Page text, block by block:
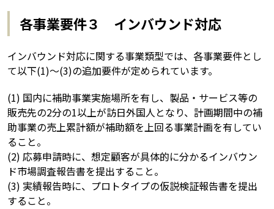
各事業要件３ インバウンド対応
インバウンド対応に関する事業類型では、各事業要件とし
て以下(1)～(3)の追加要件が定められています。
(1) 国内に補助事業実施場所を有し、製品・サービス等の
販売先の2分の1以上が訪日外国人となり、計画期間中の補
助事業の売上累計額が補助額を上回る事業計画を有してい
ること。
(2) 応募申請時に、想定顧客が具体的に分かるインバウン
ド市場調査報告書を提出すること。
(3) 実績報告時に、プロトタイプの仮説検証報告書を提出
すること。